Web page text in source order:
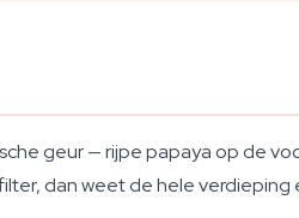
geur — rijpe papaya op de
dan weet de hele verdieping